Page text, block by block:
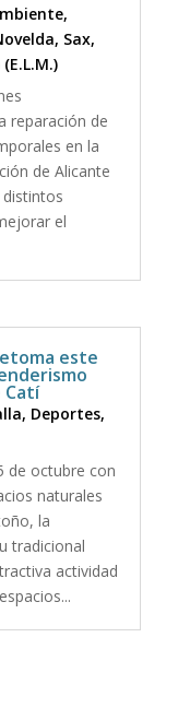
,
, Sax,
reparación de
en la
de Alicante
el
este
Catí
, Deportes,
de octubre con
naturales
la
tradicional
actividad